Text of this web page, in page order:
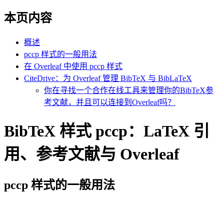
本页内容
概述
pccp 样式的一般用法
在 Overleaf 中使用 pccp 样式
CiteDrive：为 Overleaf 管理 BibTeX 与 BibLaTeX
你在寻找一个合作在线工具来管理你的BibTeX参
考文献，并且可以连接到Overleaf吗？
BibTeX 样式 pccp：LaTeX 引
用、参考文献与 Overleaf
pccp 样式的一般用法